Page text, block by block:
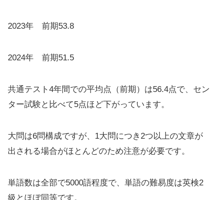
2023年 前期53.8
2024年 前期51.5
共通テスト4年間での平均点（前期）は56.4点で、セン
ター試験と比べて5点ほど下がっています。
大問は6問構成ですが、1大問につき2つ以上の文章が
出される場合がほとんどのため注意が必要です。
単語数は全部で5000語程度で、単語の難易度は英検2
級とほぼ同等です。